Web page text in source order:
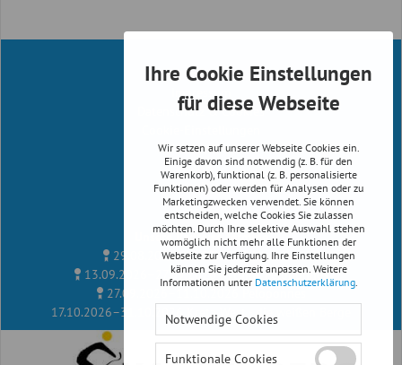
Infos
Impressum
Datenschutz & Cookies
Reiserichtlinien
AGB
Newsletter
Facebook
Unsere Radreise Termine
29.08.2026–12.09.2026 Albanien
13.09.2026–27.09.2026 Kythira, Peloponnes
27.09.2026–11.10.2026
17.10.2026–31.10.2026
Kreta West - die weißen Berge
Ihre Cookie Einstellungen
für diese Webseite
Wir setzen auf unserer Webseite Cookies ein.
Einige davon sind notwendig (z. B. für den
Warenkorb), funktional (z. B. personalisierte
Funktionen) oder werden für Analysen oder zu
Marketingzwecken verwendet. Sie können
entscheiden, welche Cookies Sie zulassen
möchten. Durch Ihre selektive Auswahl stehen
womöglich nicht mehr alle Funktionen der
Webseite zur Verfügung. Ihre Einstellungen
kännen Sie jederzeit anpassen. Weitere
Informationen unter Datenschutzerklärung.
Notwendige Cookies
Funktionale Cookies